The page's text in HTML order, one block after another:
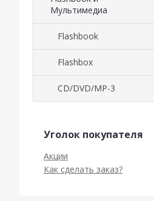
Мультимедиа
Flashbook
Flashbox
CD/DVD/MP-3
Уголок покупателя
Акции
Как сделать заказ?